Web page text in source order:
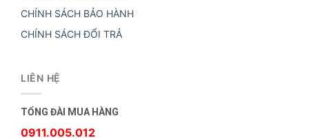
CHÍNH SÁCH BẢO HÀNH
CHÍNH SÁCH ĐỔI TRẢ
LIÊN HỆ
TỔNG ĐÀI MUA HÀNG
0911.005.012